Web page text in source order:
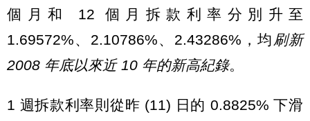
個月和 12 個月拆款利率分別升至
1.69572%、2.10786%、2.43286%，均 刷新
2008 年底以來近 10 年的新高紀錄。
1 週拆款利率則從昨 (11) 日的 0.8825% 下滑